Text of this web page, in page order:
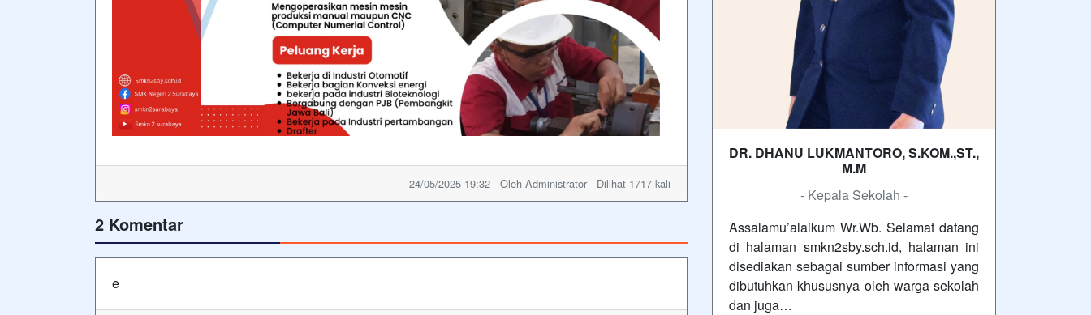
24/05/2025 19:32 - Oleh Administrator - Dilihat 1717 kali
2 Komentar
e
DR. DHANU LUKMANTORO, S.KOM.,ST.,
M.M
- Kepala Sekolah -
Assalamu’alaikum Wr.Wb. Selamat datang
di halaman smkn2sby.sch.id, halaman ini
disediakan sebagai sumber informasi yang
dibutuhkan khususnya oleh warga sekolah
dan juga…